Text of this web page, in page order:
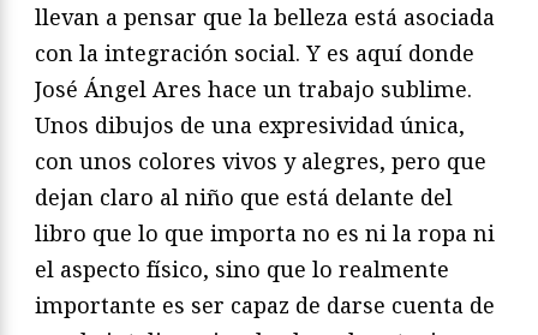
llevan a pensar que la belleza está asociada
con la integración social. Y es aquí donde
José Ángel Ares hace un trabajo sublime.
Unos dibujos de una expresividad única,
con unos colores vivos y alegres, pero que
dejan claro al niño que está delante del
libro que lo que importa no es ni la ropa ni
el aspecto físico, sino que lo realmente
importante es ser capaz de darse cuenta de